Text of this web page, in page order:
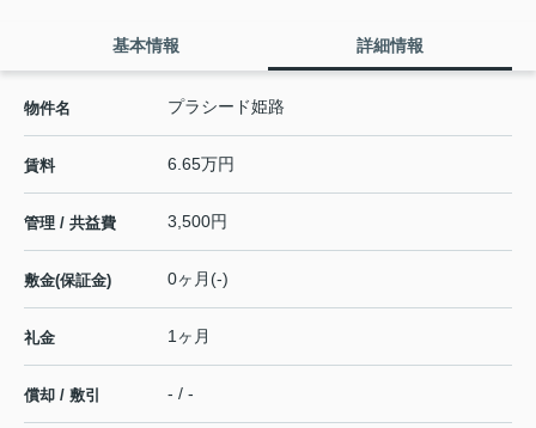
基本情報 詳細情報
物件名 プラシード姫路
賃料 6.65万円
管理 / 共益費 3,500円
敷金(保証金) 0ヶ月(-)
礼金 1ヶ月
償却 / 敷引 - / -